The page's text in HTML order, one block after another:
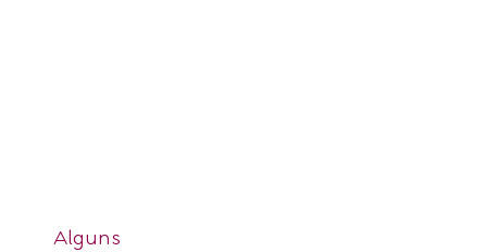
Alguns